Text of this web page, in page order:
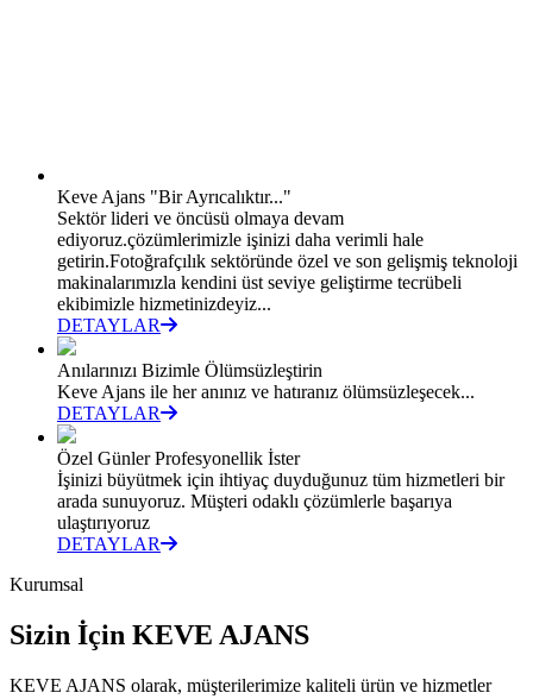
Keve Ajans "Bir Ayrıcalıktır..."
Sektör lideri ve öncüsü olmaya devam
ediyoruz.çözümlerimizle işinizi daha verimli hale
getirin.Fotoğrafçılık sektöründe özel ve son gelişmiş teknoloji
makinalarımızla kendini üst seviye geliştirme tecrübeli
ekibimizle hizmetinizdeyiz...
DETAYLAR
Anılarınızı Bizimle Ölümsüzleştirin
Keve Ajans ile her anınız ve hatıranız ölümsüzleşecek...
DETAYLAR
Özel Günler Profesyonellik İster
İşinizi büyütmek için ihtiyaç duyduğunuz tüm hizmetleri bir
arada sunuyoruz. Müşteri odaklı çözümlerle başarıya
ulaştırıyoruz
DETAYLAR
Kurumsal
Sizin İçin KEVE AJANS
KEVE AJANS olarak, müşterilerimize kaliteli ürün ve hizmetler